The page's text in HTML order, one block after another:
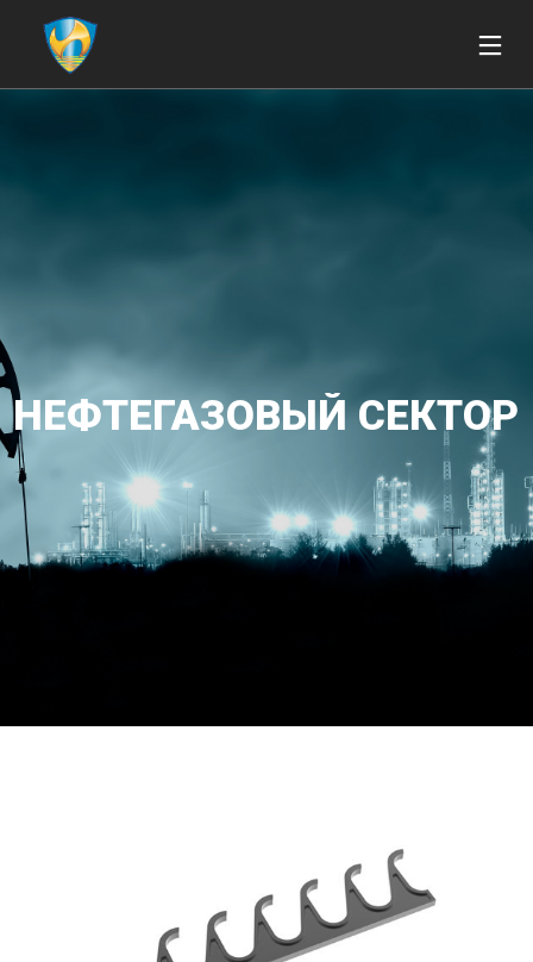
НЕФТЕГАЗОВЫЙ СЕКТОР